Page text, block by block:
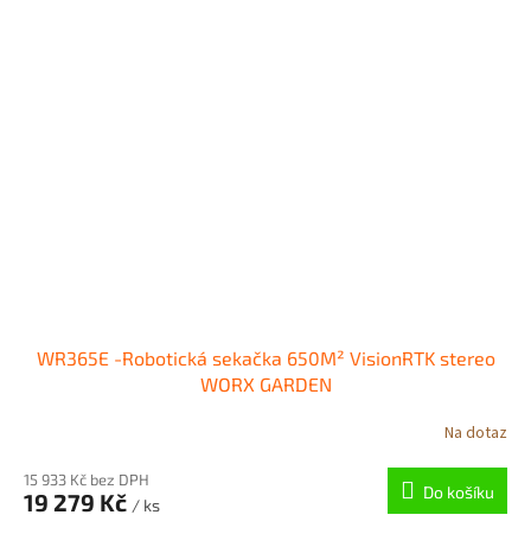
WR365E -Robotická sekačka 650M² VisionRTK stereo
WORX GARDEN
Na dotaz
15 933 Kč bez DPH
19 279 Kč / ks
Do košíku